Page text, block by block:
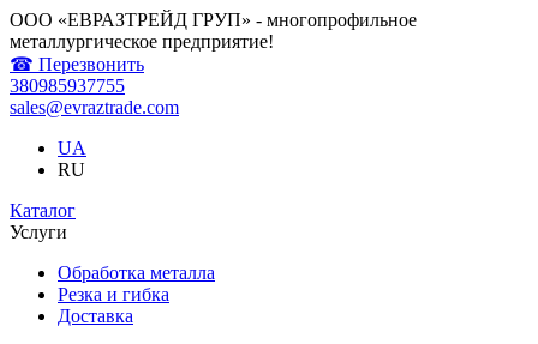
ООО «ЕВРАЗТРЕЙД ГРУП» - многопрофильное
металлургическое предприятие!
☎ Перезвонить
380985937755
sales@evraztrade.com
UA
RU
Каталог
Услуги
Обработка металла
Резка и гибка
Доставка